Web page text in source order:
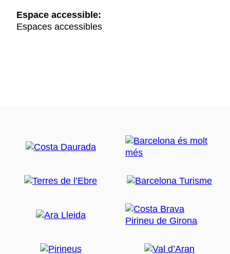
Espace accessible:
Espaces accessibles